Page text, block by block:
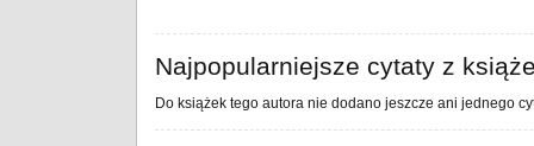
Najpopularniejsze cytaty z
Do książek tego autora nie dodano jeszcze ani jednego